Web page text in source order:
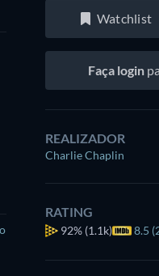
Watchlist
Faça login
REALIZADOR
Charlie Chaplin
RATING
92% (1.1k) 8.5